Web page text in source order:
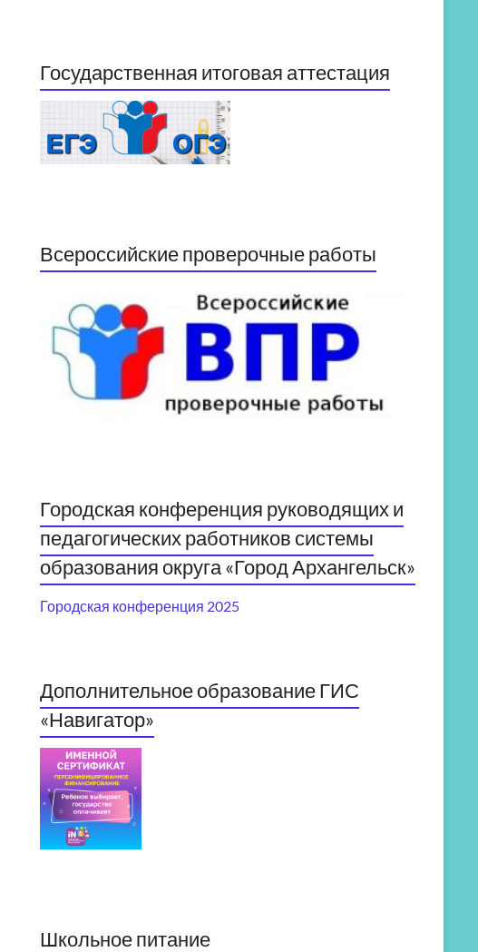
Государственная итоговая аттестация
Всероссийские проверочные работы
Городская конференция руководящих и
педагогических работников системы
образования округа «Город Архангельск»
Городская конференция 2025
Дополнительное образование ГИС
«Навигатор»
Школьное питание